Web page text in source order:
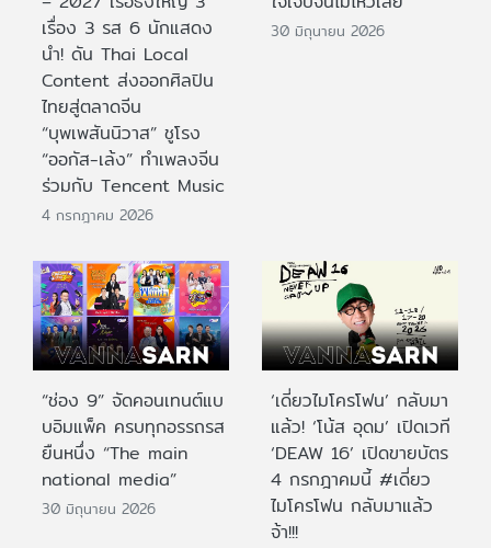
เรื่อง 3 รส 6 นักแสดง
นำ! ดัน Thai Local
Content ส่งออกศิลปิน
ไทยสู่ตลาดจีน
“บุพเพสันนิวาส” ชูโรง
“ออกัส-เล้ง” ทำเพลงจีน
ร่วมกับ Tencent Music
4 กรกฎาคม 2026
30 มิถุนายน 2026
“ช่อง 9” จัดคอนเทนต์แบ
บอิมแพ็ค ครบทุกอรรถรส
ยืนหนึ่ง “The main
national media”
30 มิถุนายน 2026
‘เดี่ยวไมโครโฟน’ กลับมา
แล้ว! ‘โน้ส อุดม’ เปิดเวที
‘DEAW 16’ เปิดขายบัตร
4 กรกฎาคมนี้ #เดี่ยว
ไมโครโฟน กลับมาแล้ว
จ้า!!!